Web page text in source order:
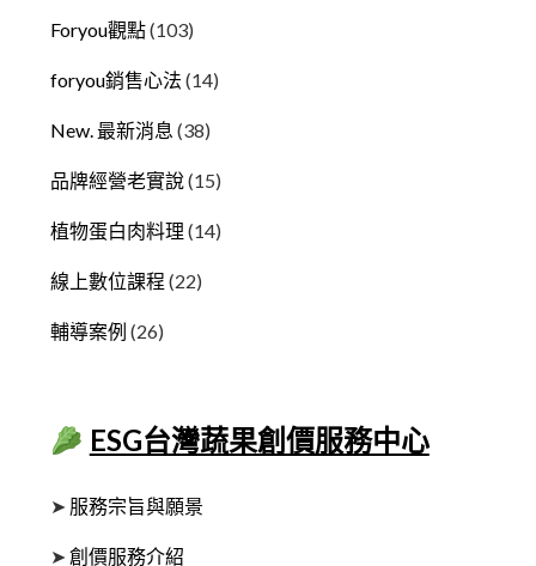
Foryou觀點(103)
foryou銷售心法 (14)
New. 最新消息 (38)
品牌經營老實說(15)
植物蛋白肉料理 (14)
線上數位課程 (22)
輔導案例 (26)
ESG台灣蔬果創價服務中心
➤ 服務宗旨與願景
➤創價服務介紹